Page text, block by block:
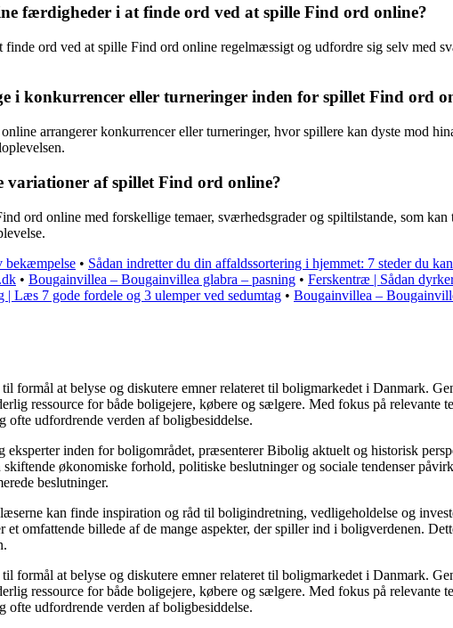
færdigheder i at finde ord ved at spille Find ord online?
ord ved at spille Find ord online regelmæssigt og udfordre sig selv med
i konkurrencer eller turneringer inden for spillet Find ord
arrangerer konkurrencer eller turneringer, hvor spillere kan dyste mod
af spillet Find ord online?
ord online med forskellige temaer, sværhedsgrader og spiltilstande, som
bekæmpelse • Sådan indretter du din affaldssortering i hjemmet: 7 steder du
• Bougainvillea – Bougainvillea glabra – pasning • Ferskentræ | Sådan
| Læs 7 gode fordele og 3 ulemper ved sedumtag • Bougainvillea –
formål at belyse og diskutere emner relateret til boligmarkedet i Danmark.
ressource for både boligejere, købere og sælgere. Med fokus på
ofte udfordrende verden af boligbesiddelse.
eksperter inden for boligområdet, præsenterer Bibolig aktuelt og historisk
økonomiske forhold, politiske beslutninger og sociale tendenser
beslutninger.
kan finde inspiration og råd til boligindretning, vedligeholdelse og
omfattende billede af de mange aspekter, der spiller ind i boligverdenen.
formål at belyse og diskutere emner relateret til boligmarkedet i Danmark.
ressource for både boligejere, købere og sælgere. Med fokus på
ofte udfordrende verden af boligbesiddelse.